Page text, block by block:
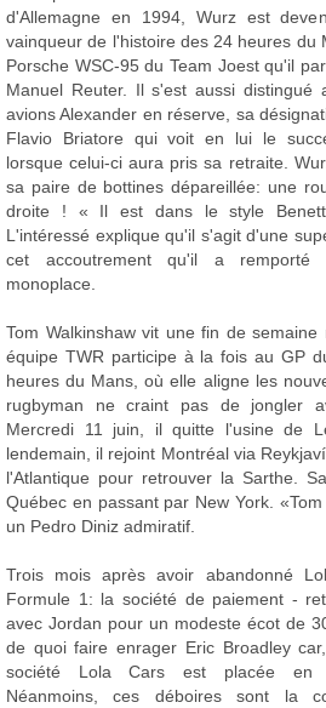
d'Allemagne en 1994, Wurz est
vainqueur de l'histoire des 24 heures du
Porsche WSC-95 du Team Joest qu'il
Manuel Reuter. Il s'est aussi
avions Alexander en réserve, sa
Flavio Briatore qui voit en lui le
lorsque celui-ci aura pris sa retraite.
sa paire de bottines dépareillée: une
droite ! « Il est dans le style
L'intéressé explique qu'il s'agit d'une
cet accoutrement qu'il a remporté
monoplace.
Tom Walkinshaw vit une fin de
équipe TWR participe à la fois au GP
heures du Mans, où elle aligne les
rugbyman ne craint pas de jongler
Mercredi 11 juin, il quitte l'usine de
lendemain, il rejoint Montréal via
l'Atlantique pour retrouver la Sarthe.
Québec en passant par New York.
un Pedro Diniz admiratif.
Trois mois après avoir abandonné
Formule 1: la société de paiement -
avec Jordan pour un modeste écot de
de quoi faire enrager Eric Broadley
société Lola Cars est placée en
Néanmoins, ces déboires sont la